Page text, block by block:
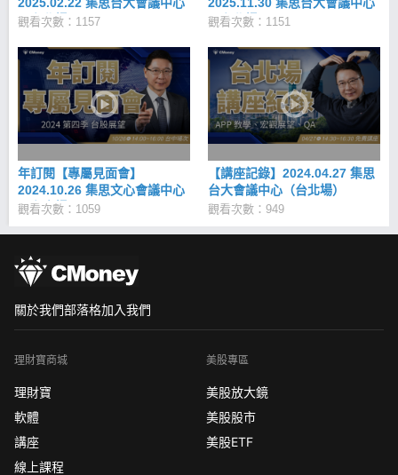
（台北場）
觀看次數：1157
（台北場）
觀看次數：1151
年訂閱【專屬見面會】
2024.10.26 集思文心會議中心
（台中場）
觀看次數：1059
【講座記錄】2024.04.27 集思
台大會議中心（台北場）
觀看次數：949
關於我們部落格加入我們
理財寶商城
理財寶
軟體
講座
線上課程
美股專區
美股放大鏡
美股股市
美股ETF